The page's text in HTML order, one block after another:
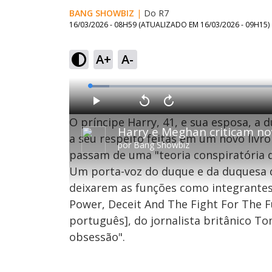
BANG SHOWBIZ | Do R7
16/03/2026 - 08H59 (ATUALIZADO EM 16/03/2026 - 09H15)
A+ A-
porBang Showbiz
P
l
a
y
V
o
l
a
r
1
0
s
g
u
s
A
v
a
n
ç
a
r
1
0
s
e
g
n
o
L
o
a
d
e
:
.
7
%
O príncipe Harry, 41, e sua esposa, a
a seu respeito feitas em um novo
passam de uma "teoria conspiratória
Um porta-voz do duque e da duquesa
deixarem as funções como
Power, Deceit And The Fight For The
português], do jornalista britânico
obsessão".